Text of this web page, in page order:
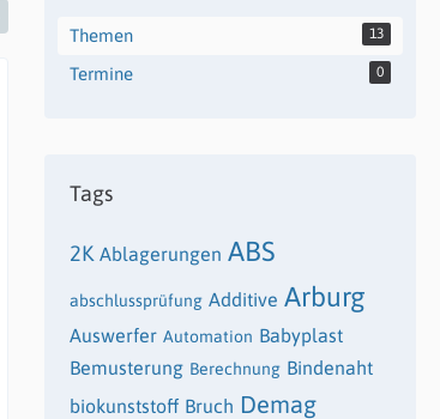
Themen 13
Termine 0
Tags
2K Ablagerungen ABS
abschlussprüfung Additive Arburg
Auswerfer Automation Babyplast
Bemusterung Berechnung Bindenaht
biokunststoff Bruch Demag